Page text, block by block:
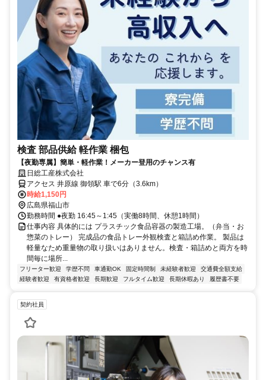
検査 部品供給 軽作業 梱包
【夜勤専属】簡単・軽作業！メーカー登用のチャンス有
日総工産株式会社
アクセス 井原線 御領駅 車で6分（3.6km）
時給1,150円
広島県福山市
勤務時間 ●夜勤 16:45～1:45（実働8時間、休憩1時間）
仕事内容 具体的には プラスチック食品容器の製造工場。（弁当・お
惣菜のトレー） 完成品の食品トレー外観検査と箱詰め作業。 製品は
軽量なため重量物の取り扱いはありません。検査・箱詰めと両方を時
間毎に場所...
フリーター歓迎 学歴不問 車通勤OK 固定時間制 未経験者歓迎
交通費全額支給
経験者歓迎
有資格者歓迎 長期歓迎 フルタイム歓迎 長期休暇あり 履歴書不要
契約社員